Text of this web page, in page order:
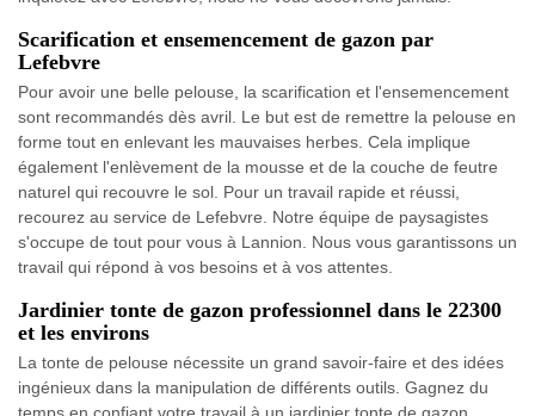
Scarification et ensemencement de gazon par
Lefebvre
Pour avoir une belle pelouse, la scarification et l'ensemencement
sont recommandés dès avril. Le but est de remettre la pelouse en
forme tout en enlevant les mauvaises herbes. Cela implique
également l'enlèvement de la mousse et de la couche de feutre
naturel qui recouvre le sol. Pour un travail rapide et réussi,
recourez au service de Lefebvre. Notre équipe de paysagistes
s'occupe de tout pour vous à Lannion. Nous vous garantissons un
travail qui répond à vos besoins et à vos attentes.
Jardinier tonte de gazon professionnel dans le 22300
et les environs
La tonte de pelouse nécessite un grand savoir-faire et des idées
ingénieux dans la manipulation de différents outils. Gagnez du